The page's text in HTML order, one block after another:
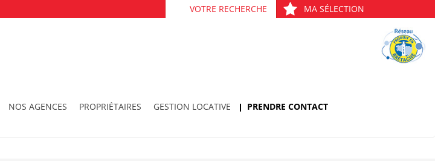
VOTRE RECHERCHE MA SÉLECTION
NOS AGENCES PROPRIÉTAIRES GESTION LOCATIVE PRENDRE CONTACT